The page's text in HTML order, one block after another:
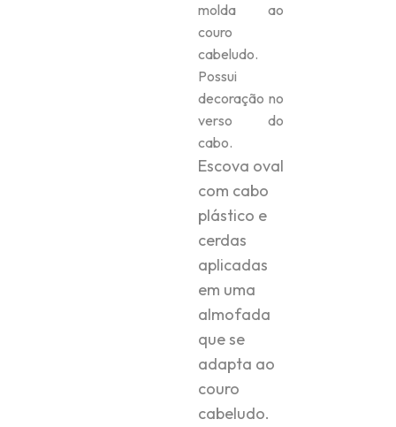
molda ao
couro
cabeludo.
Possui
decoração no
verso do
cabo.
Escova oval
com cabo
plástico e
cerdas
aplicadas
em uma
almofada
que se
adapta ao
couro
cabeludo.